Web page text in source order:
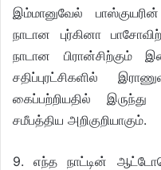
இம்மானுவேல்
நாடான புர்கினா
நாடான
சதிப்புரட்சிகளில்
கைப்பற்றியதில்
சமீபத்திய அறிகுறியாகும்.
9. எந்த நாட்டின்